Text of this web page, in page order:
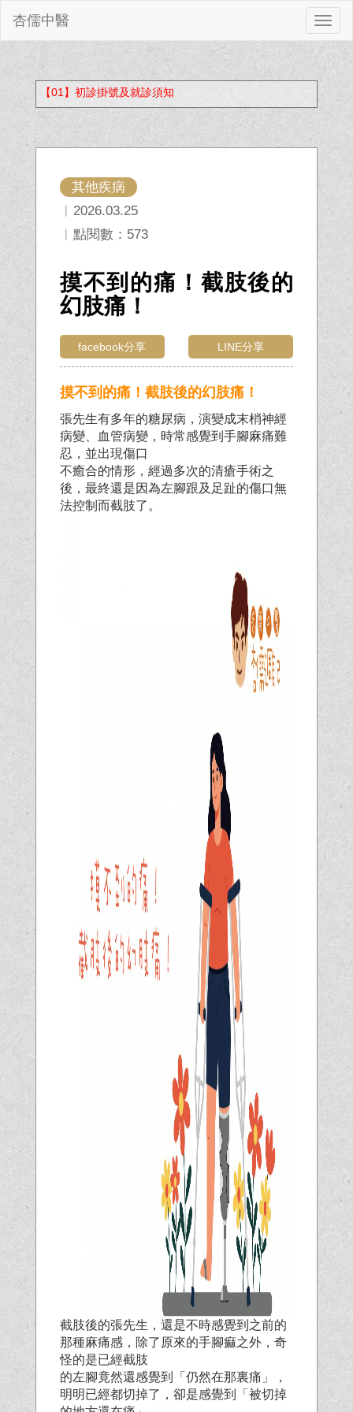
切
換
杏儒中醫
【01】初診掛號及就診須知
其他疾病
︱2026.03.25
︱點閱數：573
摸不到的痛！截肢後的
幻肢痛！
facebook分享 LINE分享
摸不到的痛！截肢後的幻肢痛！
張先生有多年的糖尿病，演變成末梢神經
病變、血管病變，時常感覺到手腳麻痛難
忍，並出現傷口
不癒合的情形，經過多次的清瘡手術之
後，最終還是因為左腳跟及足趾的傷口無
法控制而截肢了。
截肢後的張先生，還是不時感覺到之前的
那種麻痛感，除了原來的手腳痲之外，奇
怪的是已經截肢
的左腳竟然還感覺到「仍然在那裏痛」，
明明已經都切掉了，卻是感覺到「被切掉